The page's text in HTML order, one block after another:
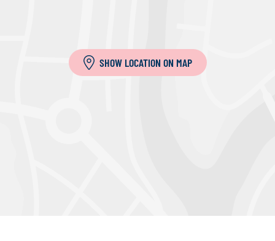
SHOW LOCATION ON MAP